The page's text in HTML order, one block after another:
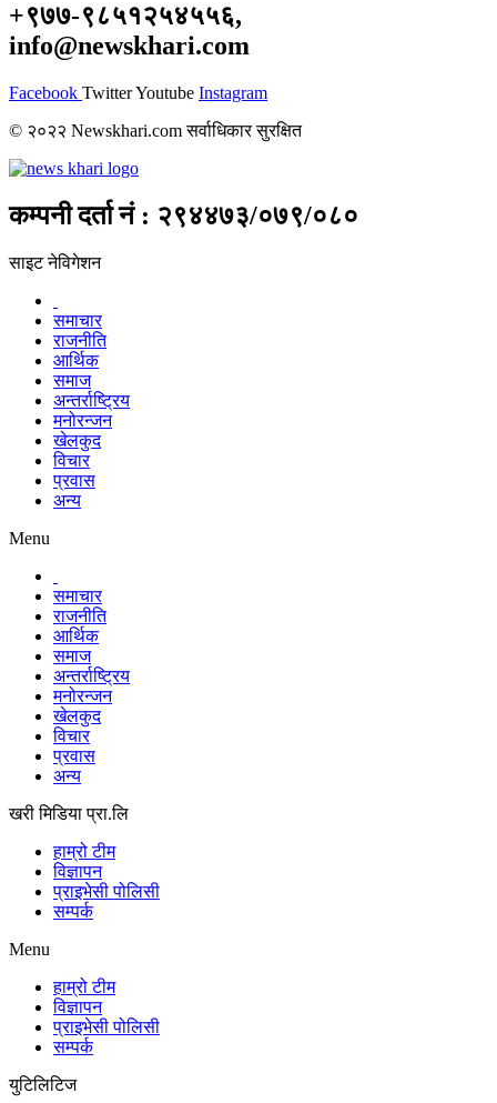
+९७७-९८५१२५४५५६,
info@newskhari.com
Facebook TwitterYoutube Instagram
© २०२२ Newskhari.com सर्वाधिकार सुरक्षित
कम्पनी दर्ता नं : २९४४७३/०७९/०८०
साइट नेविगेशन
समाचार
राजनीति
आर्थिक
समाज
अन्तर्राष्ट्रिय
मनोरन्जन
खेलकुद
विचार
प्रवास
अन्य
Menu
समाचार
राजनीति
आर्थिक
समाज
अन्तर्राष्ट्रिय
मनोरन्जन
खेलकुद
विचार
प्रवास
अन्य
खरी मिडिया प्रा.लि
हाम्रो टीम
विज्ञापन
प्राइभेसी पोलिसी
सम्पर्क
Menu
हाम्रो टीम
विज्ञापन
प्राइभेसी पोलिसी
सम्पर्क
युटिलिटिज